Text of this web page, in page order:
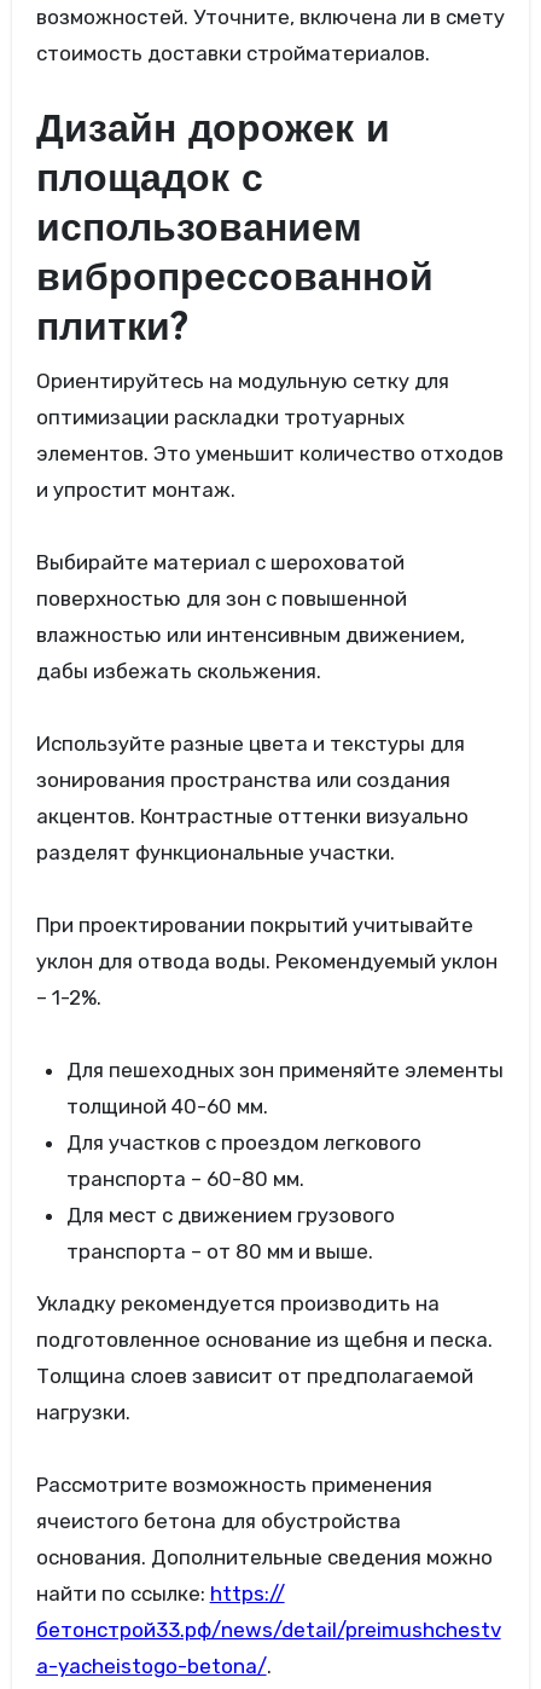
возможностей. Уточните, включена ли в смету
стоимость доставки стройматериалов.
Дизайн дорожек и
площадок с
использованием
вибропрессованной
плитки?
Ориентируйтесь на модульную сетку для
оптимизации раскладки тротуарных
элементов. Это уменьшит количество отходов
и упростит монтаж.
Выбирайте материал с шероховатой
поверхностью для зон с повышенной
влажностью или интенсивным движением,
дабы избежать скольжения.
Используйте разные цвета и текстуры для
зонирования пространства или создания
акцентов. Контрастные оттенки визуально
разделят функциональные участки.
При проектировании покрытий учитывайте
уклон для отвода воды. Рекомендуемый уклон
– 1-2%.
Для пешеходных зон применяйте элементы
толщиной 40-60 мм.
Для участков с проездом легкового
транспорта – 60-80 мм.
Для мест с движением грузового
транспорта – от 80 мм и выше.
Укладку рекомендуется производить на
подготовленное основание из щебня и песка.
Толщина слоев зависит от предполагаемой
нагрузки.
Рассмотрите возможность применения
ячеистого бетона для обустройства
основания. Дополнительные сведения можно
найти по ссылке: https://
бетонстрой33.рф/news/detail/preimushchestv
a-yacheistogo-betona/.